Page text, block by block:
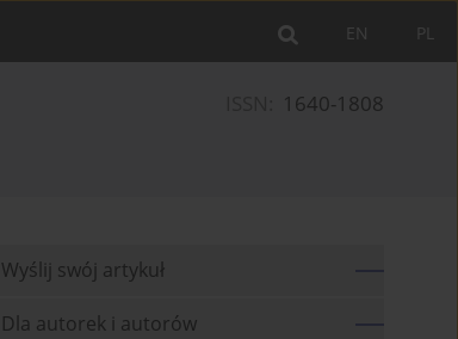
PL
EN
1640-1808
Wyślij swój artykuł
Dla autorek i autorów